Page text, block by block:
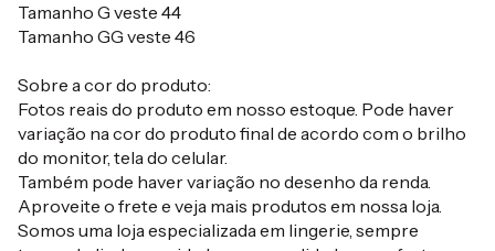
Tamanho G veste 44
Tamanho GG veste 46
Sobre a cor do produto:
Fotos reais do produto em nosso estoque. Pode haver
variação na cor do produto final de acordo com o brilho
do monitor, tela do celular.
Também pode haver variação no desenho da renda.
Aproveite o frete e veja mais produtos em nossa loja.
Somos uma loja especializada em lingerie, sempre